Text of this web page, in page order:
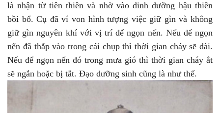
là nhận từ tiên thiên và nhờ vào dinh dưỡng hậu thiên
bồi bổ. Cụ đã ví von hình tượng việc giữ gìn và không
giữ gìn nguyên khí với vị trí để ngọn nến. Nếu để ngọn
nến đã thắp vào trong cái chụp thì thời gian cháy sẽ dài.
Nếu để ngọn nến đó trong mưa gió thì thời gian cháy ắt
sẽ ngắn hoặc bị tắt. Đạo dưỡng sinh cũng là như thế.